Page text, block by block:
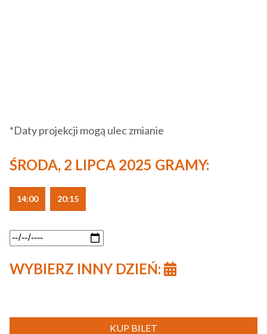
*Daty projekcji mogą ulec zmianie
ŚRODA, 2 LIPCA 2025 GRAMY:
14:00 20:15
WYBIERZ INNY DZIEŃ:
KUP BILET